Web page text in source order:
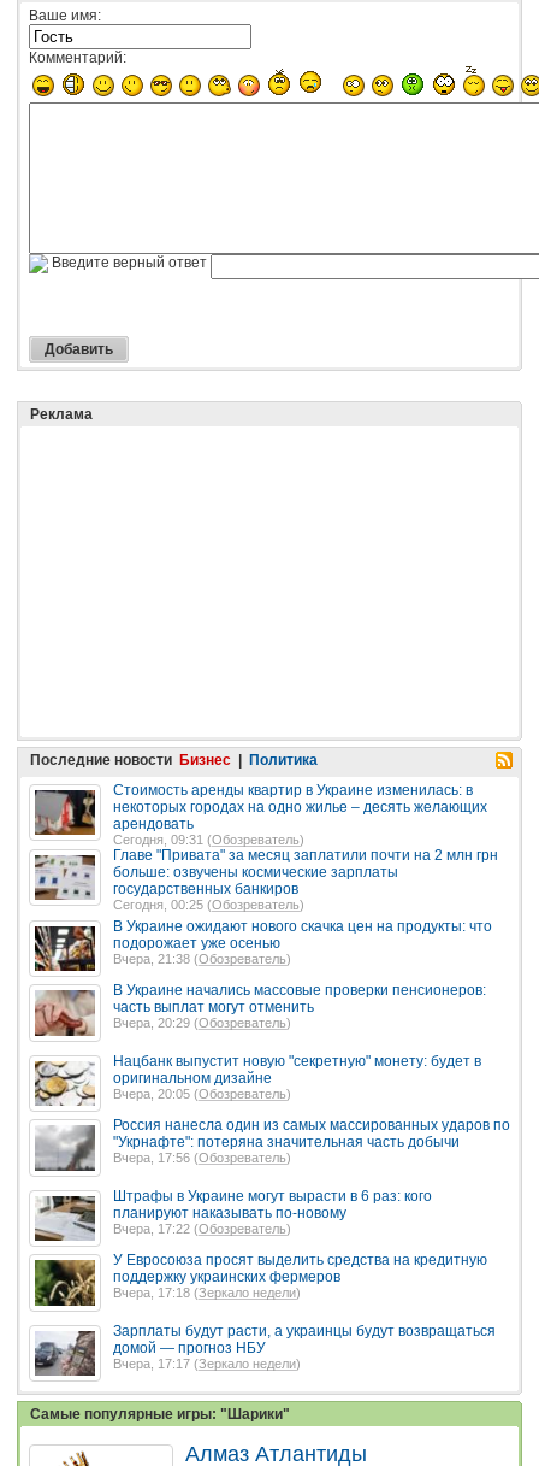
Ваше имя:
Комментарий:
Введите верный ответ
Реклама
Последние новости Бизнес | Политика
Стоимость аренды квартир в Украине изменилась: в
некоторых городах на одно жилье – десять желающих
арендовать
Сегодня, 09:31 (Обозреватель)
Главе "Привата" за месяц заплатили почти на 2 млн грн
больше: озвучены космические зарплаты
государственных банкиров
Сегодня, 00:25 (Обозреватель)
В Украине ожидают нового скачка цен на продукты: что
подорожает уже осенью
Вчера, 21:38 (Обозреватель)
В Украине начались массовые проверки пенсионеров:
часть выплат могут отменить
Вчера, 20:29 (Обозреватель)
Нацбанк выпустит новую "секретную" монету: будет в
оригинальном дизайне
Вчера, 20:05 (Обозреватель)
Россия нанесла один из самых массированных ударов по
"Укрнафте": потеряна значительная часть добычи
Вчера, 17:56 (Обозреватель)
Штрафы в Украине могут вырасти в 6 раз: кого
планируют наказывать по-новому
Вчера, 17:22 (Обозреватель)
У Евросоюза просят выделить средства на кредитную
поддержку украинских фермеров
Вчера, 17:18 (Зеркало недели)
Зарплаты будут расти, а украинцы будут возвращаться
домой — прогноз НБУ
Вчера, 17:17 (Зеркало недели)
Самые популярные игры: "Шарики"
Алмаз Атлантиды